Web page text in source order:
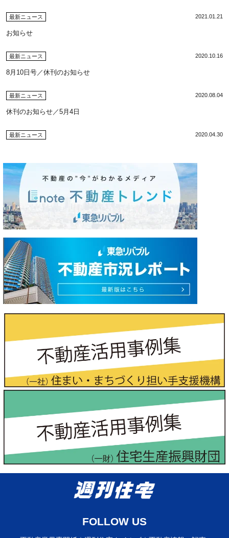
最新ニュース 2021.01.21
お知らせ
最新ニュース 2020.10.16
8月10日号／休刊のお知らせ
最新ニュース 2020.08.04
休刊のお知らせ／5月4日
最新ニュース 2020.04.30
FOLLOW US